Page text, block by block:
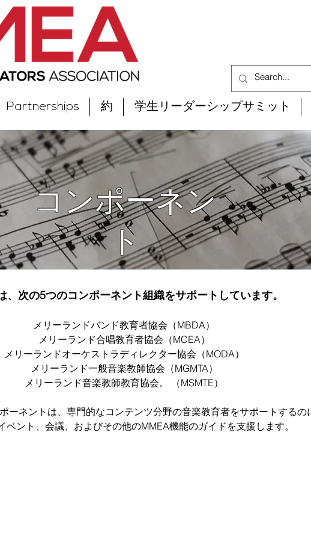
Partnerships 約 学生リーダーシップサミット
コンポーネン
ト
、次の5つのコンポーネント組織をサポートしています。
メリーランドバンド教育者協会（MBDA）
メリーランド合唱教育者協会（MCEA）
メリーランドオーケストラディレクター協会（MODA）
メリーランド一般音楽教師協会（MGMTA）
メリーランド音楽教師教育協会。 （MSMTE）
ーネントは、専門的なコンテンツ分野の音楽教育者をサポートするの
ベント、会議、およびその他のMMEA機能のガイドを支援します。